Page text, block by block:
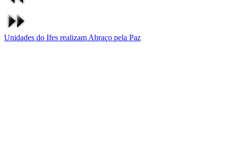
Unidades do Ifes realizam Abraço pela Paz